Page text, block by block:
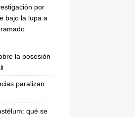
por
bajo la lupa a
la posesión
paralizan
qué se